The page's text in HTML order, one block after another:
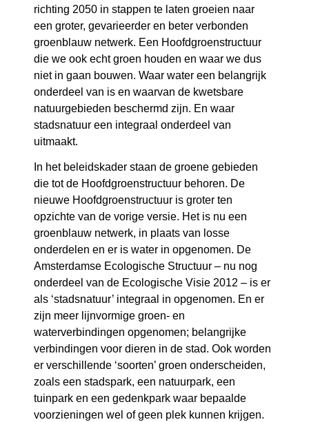
richting 2050 in stappen te laten groeien naar
een groter, gevarieerder en beter verbonden
groenblauw netwerk. Een Hoofdgroenstructuur
die we ook echt groen houden en waar we dus
niet in gaan bouwen. Waar water een belangrijk
onderdeel van is en waarvan de kwetsbare
natuurgebieden beschermd zijn. En waar
stadsnatuur een integraal onderdeel van
uitmaakt.
In het beleidskader staan de groene gebieden
die tot de Hoofdgroenstructuur behoren. De
nieuwe Hoofdgroenstructuur is groter ten
opzichte van de vorige versie. Het is nu een
groenblauw netwerk, in plaats van losse
onderdelen en er is water in opgenomen. De
Amsterdamse Ecologische Structuur – nu nog
onderdeel van de Ecologische Visie 2012 – is er
als ‘stadsnatuur’ integraal in opgenomen. En er
zijn meer lijnvormige groen- en
waterverbindingen opgenomen; belangrijke
verbindingen voor dieren in de stad. Ook worden
er verschillende ‘soorten’ groen onderscheiden,
zoals een stadspark, een natuurpark, een
tuinpark en een gedenkpark waar bepaalde
voorzieningen wel of geen plek kunnen krijgen.